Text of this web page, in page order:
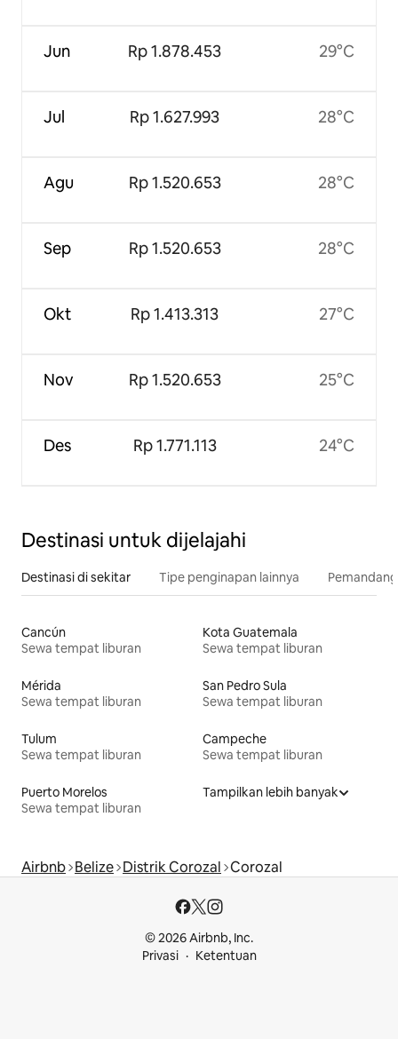
Jun
Jul
Agu
Sep
Okt
Nov
Des
Rp 1.878.453
Rp 1.627.993
Rp 1.520.653
Rp 1.520.653
Rp 1.413.313
Rp 1.520.653
Rp 1.771.113
29°C
28°C
28°C
28°C
27°C
25°C
24°C
Destinasi untuk dijelajahi
Destinasi di sekitar Tipe penginapan lainnya
Cancún
Sewa tempat liburan
Kota Guatemala
Sewa tempat liburan
Mérida
Sewa tempat liburan
San Pedro Sula
Sewa tempat liburan
Tulum
Sewa tempat liburan
Campeche
Sewa tempat liburan
Puerto Morelos
Sewa tempat liburan
Tampilkan lebih banyak
Airbnb Belize Distrik Corozal Corozal
© 2026 Airbnb, Inc.
Privasi
Ketentuan